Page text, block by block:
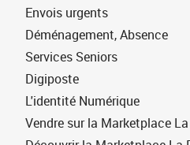
Envois urgents
Déménagement, Absence
Services Seniors
Digiposte
L'identité Numérique
Vendre sur la Marketplace